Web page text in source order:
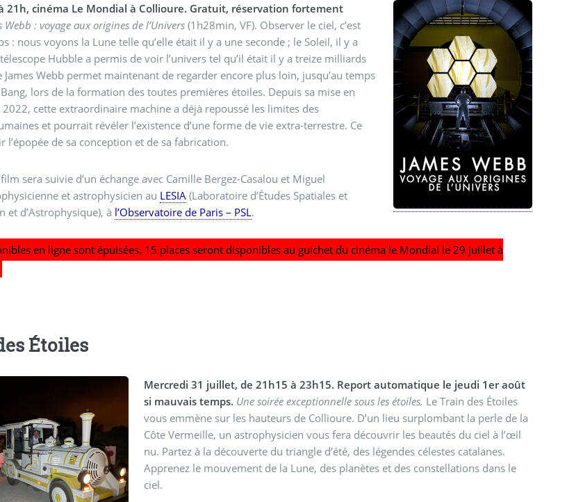
21h, cinéma Le Mondial à Collioure. Gratuit, réservation fortement
Webb : voyage aux origines de l’Univers (1h28min, VF). Observer le ciel, c’est
: nous voyons la Lune telle qu’elle était il y a une seconde ; le Soleil, il y a
Hubble a permis de voir l’univers tel qu’il était il y a treize milliards
James Webb permet maintenant de regarder encore plus loin, jusqu’au temps
lors de la formation des toutes premières étoiles. Depuis sa mise en
cette extraordinaire machine a déjà repoussé les limites des
et pourrait révéler l’existence d’une forme de vie extra-terrestre. Ce
de sa conception et de sa fabrication.
sera suivie d’un échange avec Camille Bergez-Casalou et Miguel
et astrophysicien au LESIA (Laboratoire d’Études Spatiales et
et d’Astrophysique), à l’Observatoire de Paris – PSL.
en ligne sont épuisées. 15 places seront disponibles au guichet du cinéma le Mondial le 29 juillet à
Étoiles
Mercredi 31 juillet, de 21h15 à 23h15. Report automatique le jeudi 1er août
si mauvais temps. Une soirée exceptionnelle sous les étoiles. Le Train des Étoiles
vous emmène sur les hauteurs de Collioure. D’un lieu surplombant la perle de la
Côte Vermeille, un astrophysicien vous fera découvrir les beautés du ciel à l’œil
nu. Partez à la découverte du triangle d’été, des légendes célestes catalanes.
Apprenez le mouvement de la Lune, des planètes et des constellations dans le
ciel.